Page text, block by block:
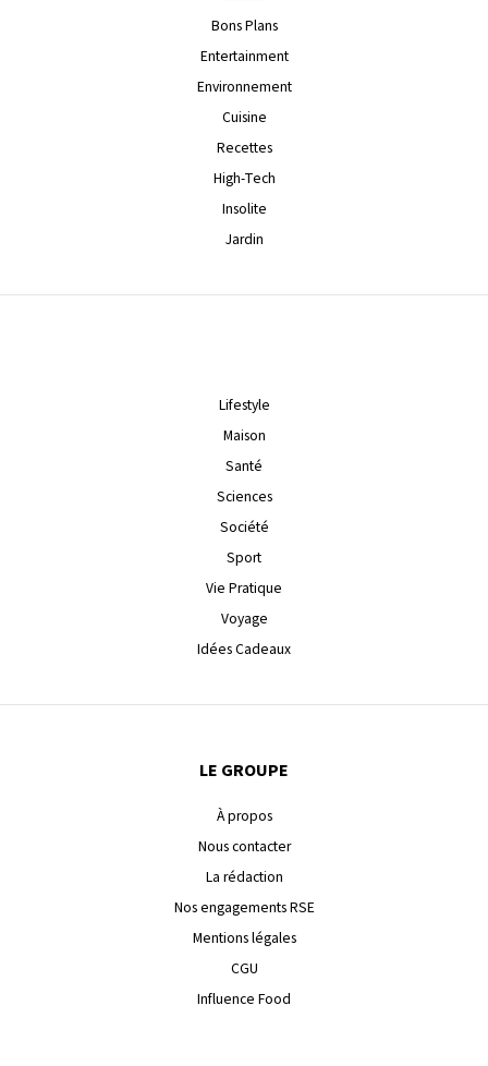
Bons Plans
Entertainment
Environnement
Cuisine
Recettes
High-Tech
Insolite
Jardin
Lifestyle
Maison
Santé
Sciences
Société
Sport
Vie Pratique
Voyage
Idées Cadeaux
LE GROUPE
À propos
Nous contacter
La rédaction
Nos engagements RSE
Mentions légales
CGU
Influence Food